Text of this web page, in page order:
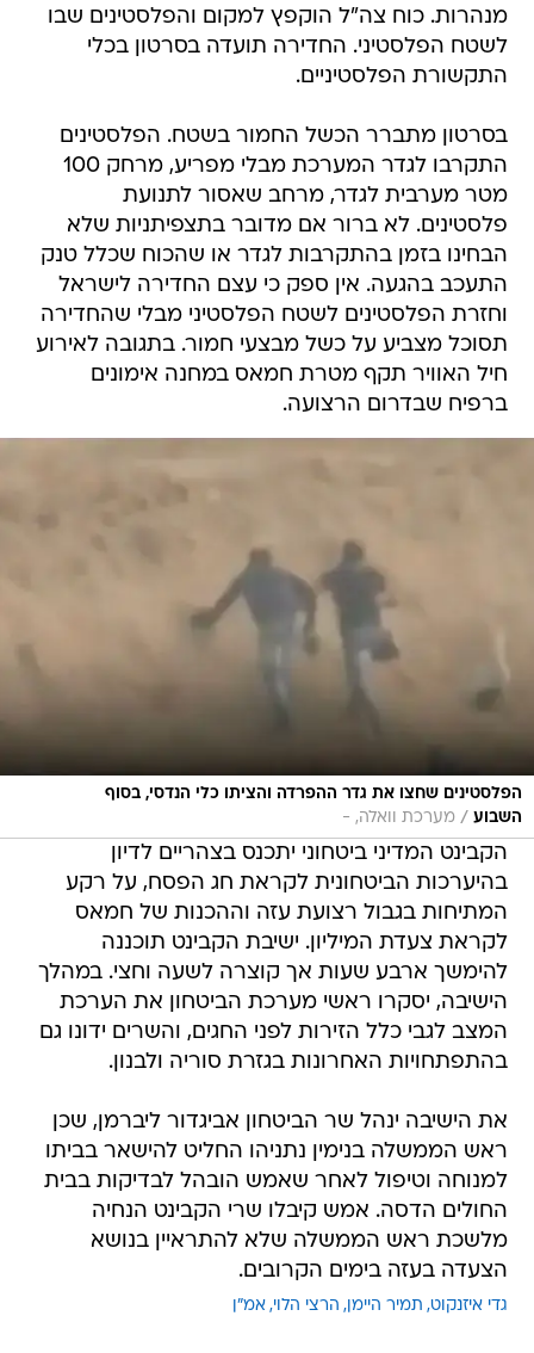
מנהרות. כוח צה"ל הוקפץ למקום והפלסטינים שבו
לשטח הפלסטיני. החדירה תועדה בסרטון בכלי
התקשורת הפלסטיניים.
בסרטון מתברר הכשל החמור בשטח. הפלסטינים
התקרבו לגדר המערכת מבלי מפריע, מרחק 100
מטר מערבית לגדר, מרחב שאסור לתנועת
פלסטינים. לא ברור אם מדובר בתצפיתניות שלא
הבחינו בזמן בהתקרבות לגדר או שהכוח שכלל טנק
התעכב בהגעה. אין ספק כי עצם החדירה לישראל
וחזרת הפלסטינים לשטח הפלסטיני מבלי שהחדירה
תסוכל מצביע על כשל מבצעי חמור. בתגובה לאירוע
חיל האוויר תקף מטרת חמאס במחנה אימונים
ברפיח שבדרום הרצועה.
הפלסטינים שחצו את גדר ההפרדה והציתו כלי הנדסי, בסוף
השבוע / מערכת וואלה, -
הקבינט המדיני ביטחוני יתכנס בצהריים לדיון
בהיערכות הביטחונית לקראת חג הפסח, על רקע
המתיחות בגבול רצועת עזה וההכנות של חמאס
לקראת צעדת המיליון. ישיבת הקבינט תוכננה
להימשך ארבע שעות אך קוצרה לשעה וחצי. במהלך
הישיבה, יסקרו ראשי מערכת הביטחון את הערכת
המצב לגבי כלל הזירות לפני החגים, והשרים ידונו גם
בהתפתחויות האחרונות בגזרת סוריה ולבנון.
את הישיבה ינהל שר הביטחון אביגדור ליברמן, שכן
ראש הממשלה בנימין נתניהו החליט להישאר בביתו
למנוחה וטיפול לאחר שאמש הובהל לבדיקות בבית
החולים הדסה. אמש קיבלו שרי הקבינט הנחיה
מלשכת ראש הממשלה שלא להתראיין בנושא
הצעדה בעזה בימים הקרובים.
גדי איזנקוט תמיר היימן הרצי הלוי אמ"ן